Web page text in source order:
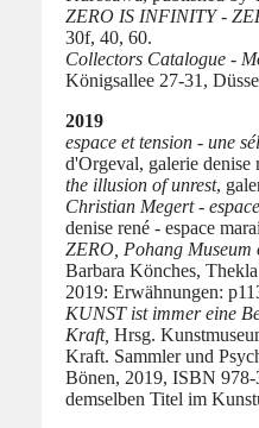
ZERO IS INFINITY -
30f, 40, 60.
Collectors Catalogue -
Königsallee 27-31,
2019
espace et tension - une
d'Orgeval, galerie denise
the illusion of unrest,
Christian Megert -
denise rené - espace
ZERO, Pohang Museum
Barbara Könches,
2019: Erwähnungen:
KUNST ist immer eine
Kraft, Hrsg.
Kraft. Sammler und
Bönen, 2019, ISBN 978-
demselben Titel im